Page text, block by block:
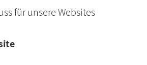
für unsere Websites